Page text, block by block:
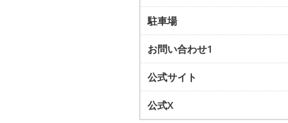
駐車場
お問い合わせ1
公式サイト
公式X